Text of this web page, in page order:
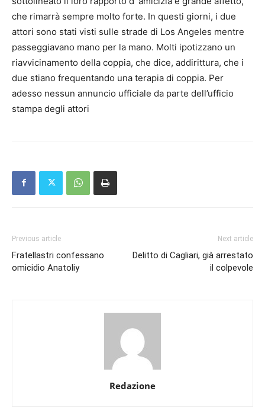
che rimarrà sempre molto forte. In questi giorni, i due
attori sono stati visti sulle strade di Los Angeles mentre
passeggiavano mano per la mano. Molti ipotizzano un
riavvicinamento della coppia, che dice, addirittura, che i
due stiano frequentando una terapia di coppia. Per
adesso nessun annuncio ufficiale da parte dell’ufficio
stampa degli attori
Previous article
Fratellastri confessano
omicidio Anatoliy
Next article
Delitto di Cagliari, già arrestato
il colpevole
Redazione